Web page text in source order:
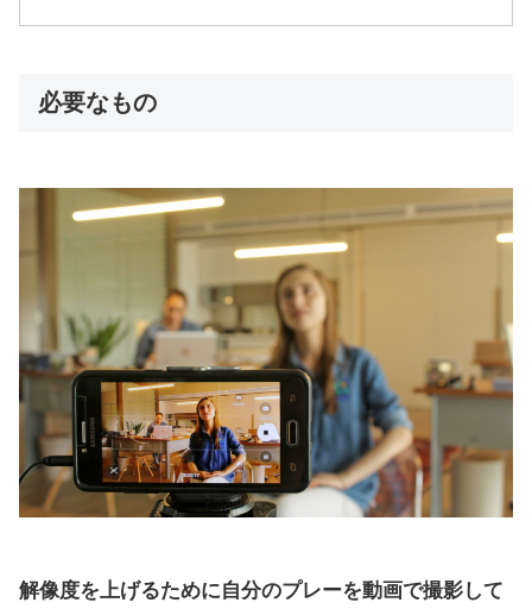
必要なもの
解像度を上げるために自分のプレーを動画で撮影して